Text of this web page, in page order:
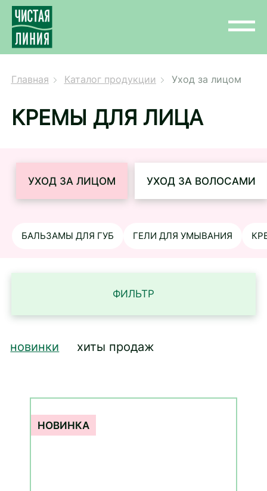
Главная Каталог продукции Уход за лицом
КРЕМЫ ДЛЯ ЛИЦА
УХОД ЗА ЛИЦОМ УХОД ЗА ВОЛОСАМИ
БАЛЬЗАМЫ ДЛЯ ГУБ ГЕЛИ ДЛЯ УМЫВАНИЯ
ФИЛЬТР
новинки хиты продаж